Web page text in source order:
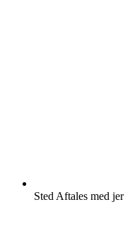
Sted Aftales med jer